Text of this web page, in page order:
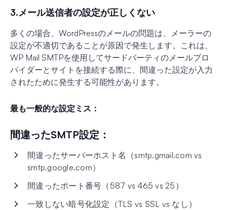
3.メール送信者の設定が正しくない
多くの場合、WordPressのメールの問題は、メーラーの
設定が不適切であることが原因で発生します。これは、
WP Mail SMTPを使用してサードパーティのメールプロ
バイダーとサイトを接続する際に、間違った設定が入力
されたために発生する可能性があります。
最も一般的な設定ミス：
間違ったSMTP設定：
間違ったサーバーホスト名（smtp.gmail.com vs
smtp.google.com）
間違ったポート番号（587 vs 465 vs 25）
一致しない暗号化設定（TLS vs SSL vs なし）